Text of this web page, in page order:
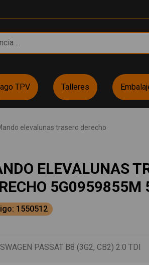
TPV Talleres
elevalunas trasero derecho
ELEVALUNAS
1550512
PASSAT B8 (3G2, CB2) 2.0 TDI